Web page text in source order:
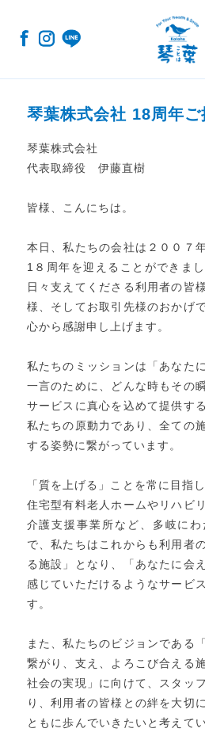
へ
ョ
琴葉株式会社 18周年ご
琴葉株式会社
代表取締役 伊藤直樹
皆様、こんにちは。
本日、私たちの会社は２００７
1８周年を迎えることができま
日々支えてくださる利用者の皆
様、そしてお取引先様のおかげ
心から感謝申し上げます。
私たちのミッションは「あなた
一言のために、どんな時もその
サービスに真心を込めて提供す
私たちの原動力であり、全ての
する姿勢に繋がっています。
「質を上げる」ことを常に目指
住宅型有料老人ホームやリハビ
介護支援事業所など、多岐に
で、私たちはこれからも利用者
る施設」となり、「あなたに会
感じていただけるようなサービ
す。
また、私たちのビジョンである
繋がり、支え、よろこび合える
社会の実現」に向けて、スタッ
り、利用者の皆様との絆を大切
ともに歩んでいきたいと考えて